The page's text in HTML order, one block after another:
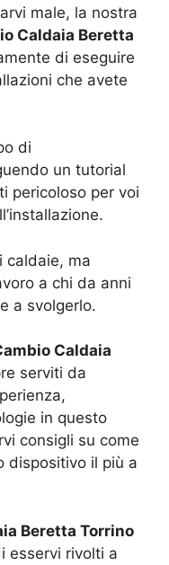
male, la nostra
Caldaia Beretta
di eseguire
che avete
di
un tutorial
pericoloso per voi
caldaie, ma
a chi da anni
a svolgerlo.
Caldaia
serviti da
in questo
consigli su come
dispositivo il più a
Beretta Torrino
esservi rivolti a